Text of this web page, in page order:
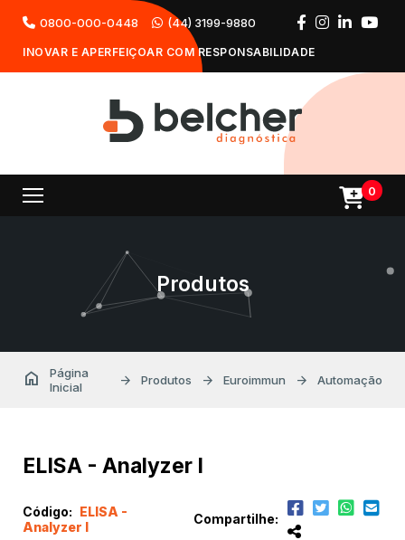
0800-000-0448 (44) 3199-9880
INOVAR E APERFEIÇOAR COM RESPONSABILIDADE
0
Produtos
home
Página
Inicial
arrow_forward Produtos arrow_forward Euroimmun arrow_forward Automação
ELISA - Analyzer I
Código: ELISA -
Analyzer I
Compartilhe: